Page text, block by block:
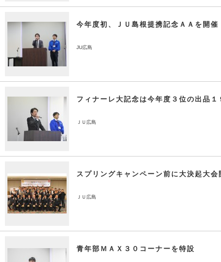
今年度初、ＪＵ島根提携記念ＡＡを開催
JU広島
フィナーレ大記念は今年度３位の出品１
ＪＵ広島
スプリングキャンペーン前に大決起大会
ＪＵ広島
青年部ＭＡＸ３０コーナーを特設